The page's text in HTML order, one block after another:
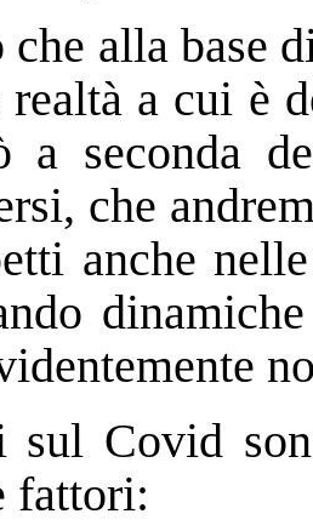
che alla base
realtà a cui è
a seconda
che
anche
Covid
fattori: